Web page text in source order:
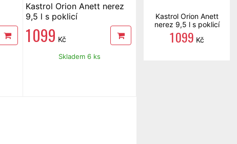
Kastrol Orion Anett nerez
9,5 l s poklicí
1 099 Kč
Skladem 6 ks
Kastrol Orion Anett
nerez 9,5 l s poklicí
1 099 Kč